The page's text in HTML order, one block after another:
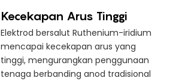
Kecekapan Arus Tinggi
Elektrod bersalut Ruthenium-iridium
mencapai kecekapan arus yang
tinggi, mengurangkan penggunaan
tenaga berbanding anod tradisional